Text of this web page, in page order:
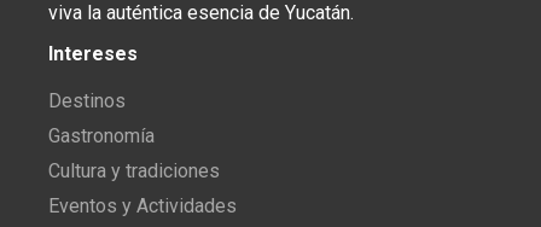
viva la auténtica esencia de Yucatán.
Intereses
Destinos
Gastronomía
Cultura y tradiciones
Eventos y Actividades